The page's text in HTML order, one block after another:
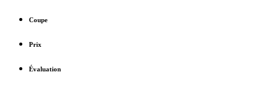
Coupe
Prix
Évaluation